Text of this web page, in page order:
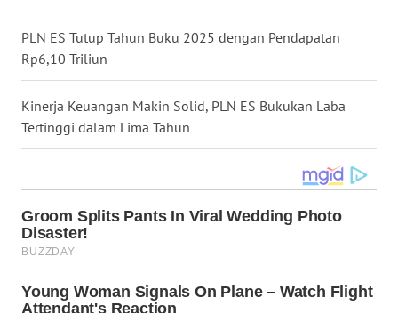
PLN ES Tutup Tahun Buku 2025 dengan Pendapatan
Rp6,10 Triliun
Kinerja Keuangan Makin Solid, PLN ES Bukukan Laba
Tertinggi dalam Lima Tahun
KALTENG
WN
KALTARA
WN
WN
KALTIM
SULSEL